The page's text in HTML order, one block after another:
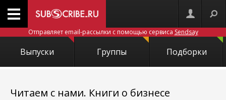
Отправляет email-рассылки с помощью сервиса Sendsay
Выпуски Группы Подборки
Читаем с нами. Книги о бизнесе